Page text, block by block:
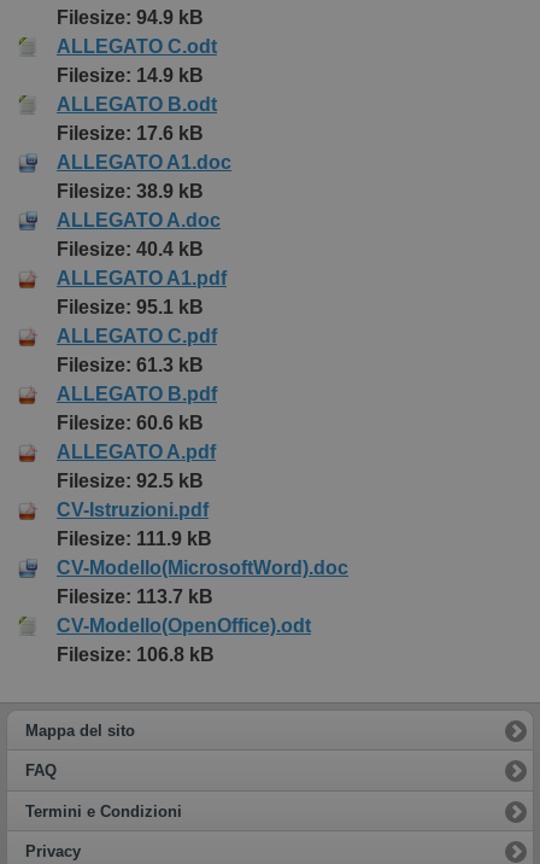
Filesize: 94.9 kB
ALLEGATO C.odt
Filesize: 14.9 kB
ALLEGATO B.odt
Filesize: 17.6 kB
ALLEGATO A1.doc
Filesize: 38.9 kB
ALLEGATO A.doc
Filesize: 40.4 kB
ALLEGATO A1.pdf
Filesize: 95.1 kB
ALLEGATO C.pdf
Filesize: 61.3 kB
ALLEGATO B.pdf
Filesize: 60.6 kB
ALLEGATO A.pdf
Filesize: 92.5 kB
CV-Istruzioni.pdf
Filesize: 111.9 kB
CV-Modello(MicrosoftWord).doc
Filesize: 113.7 kB
CV-Modello(OpenOffice).odt
Filesize: 106.8 kB
Mappa del sito
FAQ
Termini e Condizioni
Privacy